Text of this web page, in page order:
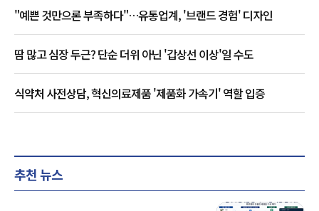
"예쁜 것만으론 부족하다"…유통업계, '브랜드 경험' 디자인
땀 많고 심장 두근? 단순 더위 아닌 '갑상선 이상'일 수도
식약처 사전상담, 혁신의료제품 '제품화 가속기' 역할 입증
추천 뉴스